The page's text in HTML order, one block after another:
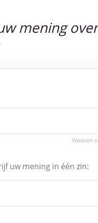
mening
uw mening in één zin: